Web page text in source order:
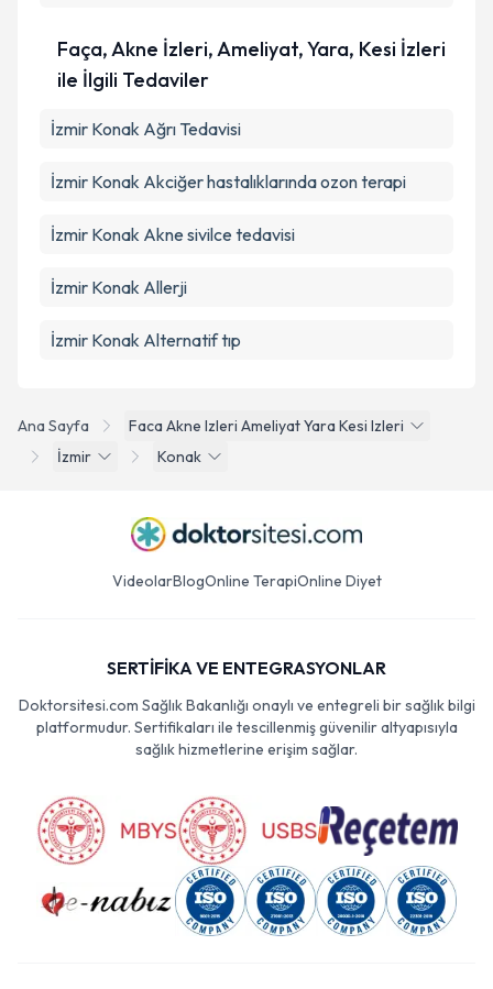
Ana Sayfa
Faca Akne Izleri Ameliyat Yara Kesi Izleri
İzmir
Konak
Faça, Akne İzleri, Ameliyat, Yara, Kesi İzleri
ile İlgili Tedaviler
İzmir Konak Ağrı Tedavisi
İzmir Konak Akciğer hastalıklarında ozon terapi
İzmir Konak Akne sivilce tedavisi
İzmir Konak Allerji
İzmir Konak Alternatif tıp
VideolarBlogOnline TerapiOnline Diyet
SERTİFİKA VE ENTEGRASYONLAR
Doktorsitesi.com Sağlık Bakanlığı onaylı ve entegreli bir sağlık bilgi
platformudur. Sertifikaları ile tescillenmiş güvenilir altyapısıyla
sağlık hizmetlerine erişim sağlar.